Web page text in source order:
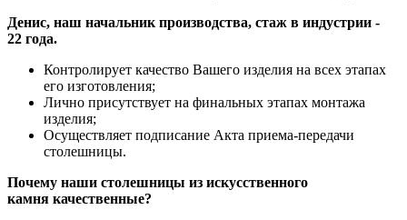
Денис, наш начальник производства, стаж в индустрии -
22 года.
Контролирует качество Вашего изделия на всех этапах
его изготовления;
Лично присутствует на финальных этапах монтажа
изделия;
Осуществляет подписание Акта приема-передачи
столешницы.
Почему наши столешницы из искусственного
камня качественные?